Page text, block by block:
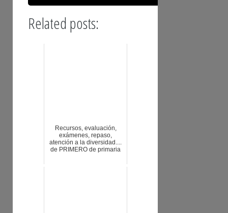
Related posts:
Recursos, evaluación,
exámenes, repaso,
atención a la diversidad....
de PRIMERO de primaria